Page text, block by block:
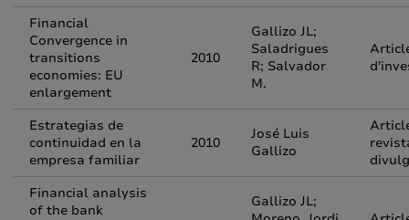
Financial
Convergence in
transitions
economies: EU
enlargement
2010
Gallizo JL;
Saladrigues
R; Salvador
M.
Estrategias de
continuidad en la
empresa familiar
2010
José Luis
Gallizo
Financial analysis
of the bank
Gallizo JL;